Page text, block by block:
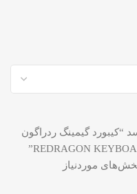
“کیبورد گیمینگ ردراگون
REDRAGON
موردنیاز